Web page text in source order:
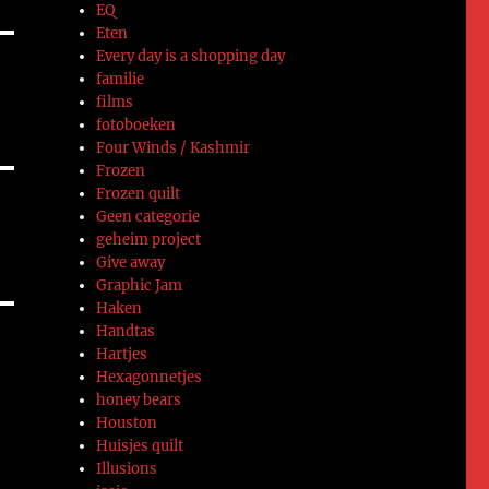
EQ
Eten
Every day is a shopping day
familie
films
fotoboeken
Four Winds / Kashmir
Frozen
Frozen quilt
Geen categorie
geheim project
Give away
Graphic Jam
Haken
Handtas
Hartjes
Hexagonnetjes
honey bears
Houston
Huisjes quilt
Illusions